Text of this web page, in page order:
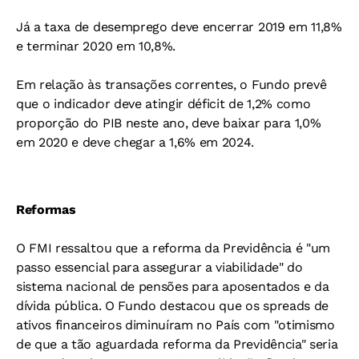
Já a taxa de desemprego deve encerrar 2019 em 11,8%
e terminar 2020 em 10,8%.
Em relação às transações correntes, o Fundo prevê
que o indicador deve atingir déficit de 1,2% como
proporção do PIB neste ano, deve baixar para 1,0%
em 2020 e deve chegar a 1,6% em 2024.
Reformas
O FMI ressaltou que a reforma da Previdência é "um
passo essencial para assegurar a viabilidade" do
sistema nacional de pensões para aposentados e da
dívida pública. O Fundo destacou que os spreads de
ativos financeiros diminuíram no País com "otimismo
de que a tão aguardada reforma da Previdência" seria